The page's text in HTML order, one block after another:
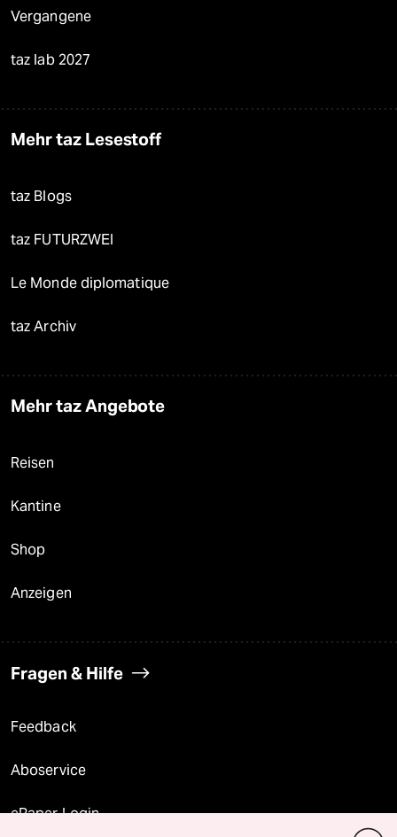
Vergangene
taz lab 2027
Mehr taz Lesestoff
taz Blogs
taz FUTURZWEI
Le Monde diplomatique
taz Archiv
Mehr taz Angebote
Reisen
Kantine
Shop
Anzeigen
Fragen & Hilfe
Feedback
Aboservice
ePaper Login